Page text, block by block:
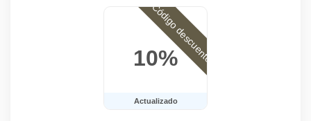
10%
Actualizado
Código descuento